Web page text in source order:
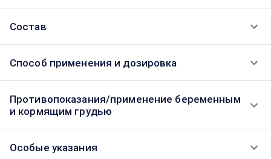
Состав
Способ применения и дозировка
Противопоказания/применение беременным
и кормящим грудью
Особые указания